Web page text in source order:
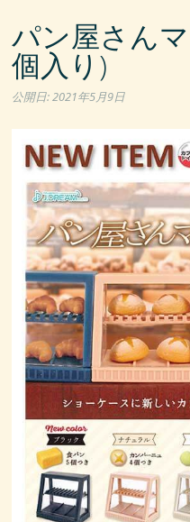
パン屋さん
個入り)
公開日:2021年5月9日